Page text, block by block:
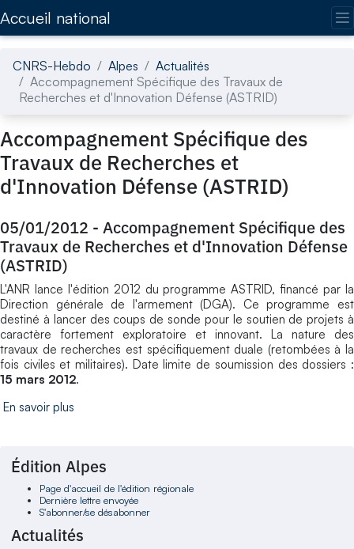
Accueil national
CNRS-Hebdo Alpes
Actualités
Accompagnement Spécifique des Travaux de
Recherches et d'Innovation Défense (ASTRID)
Accompagnement Spécifique des
Travaux de Recherches et
d'Innovation Défense (ASTRID)
05/01/2012 - Accompagnement Spécifique des
Travaux de Recherches et d'Innovation Défense
(ASTRID)
L'ANR lance l'édition 2012 du programme ASTRID, financé par la
Direction générale de l'armement (DGA). Ce programme est
destiné à lancer des coups de sonde pour le soutien de projets à
caractère fortement exploratoire et innovant. La nature des
travaux de recherches est spécifiquement duale (retombées à la
fois civiles et militaires). Date limite de soumission des dossiers :
15 mars 2012.
En savoir plus
Édition Alpes
Page d'accueil de l'édition régionale
Dernière lettre envoyée
S'abonner/se désabonner
Actualités